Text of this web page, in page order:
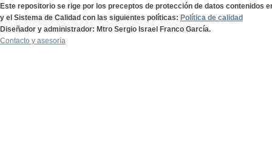
Este repositorio se rige por los preceptos de protección de datos contenidos
y el Sistema de Calidad con las siguientes políticas: Política de calidad
Diseñador y administrador: Mtro Sergio Israel Franco García.
Contacto y asesoría